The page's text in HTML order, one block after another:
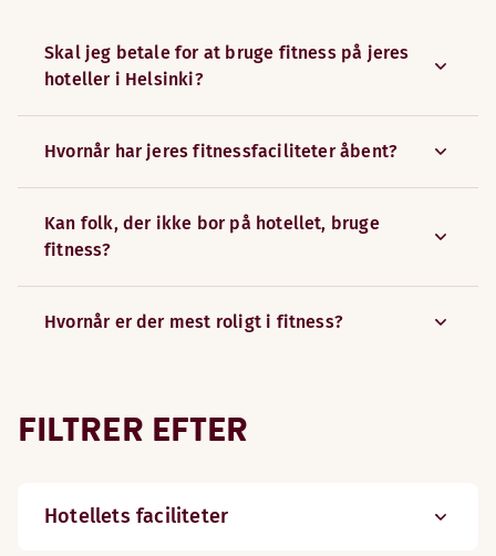
Skal jeg betale for at bruge fitness på jeres
hoteller i Helsinki?
Hvornår har jeres fitnessfaciliteter åbent?
Kan folk, der ikke bor på hotellet, bruge
fitness?
Hvornår er der mest roligt i fitness?
FILTRER EFTER
Hotellets faciliteter